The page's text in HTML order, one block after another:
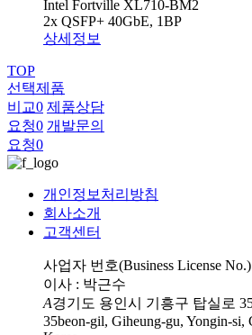
Intel Fortville XL710-BM2
2x QSFP+ 40GbE, 1BP
상세정보
TOP
선택제품
비교0 제품상담
요청0 개발문의
요청0
개인정보처리방침
회사소개
고객센터
사업자 번호(Business License
이사 : 박근수
A경기도 용인시 기흥구 탑실로
35beon-gil, Giheung-gu, Yongin-si,